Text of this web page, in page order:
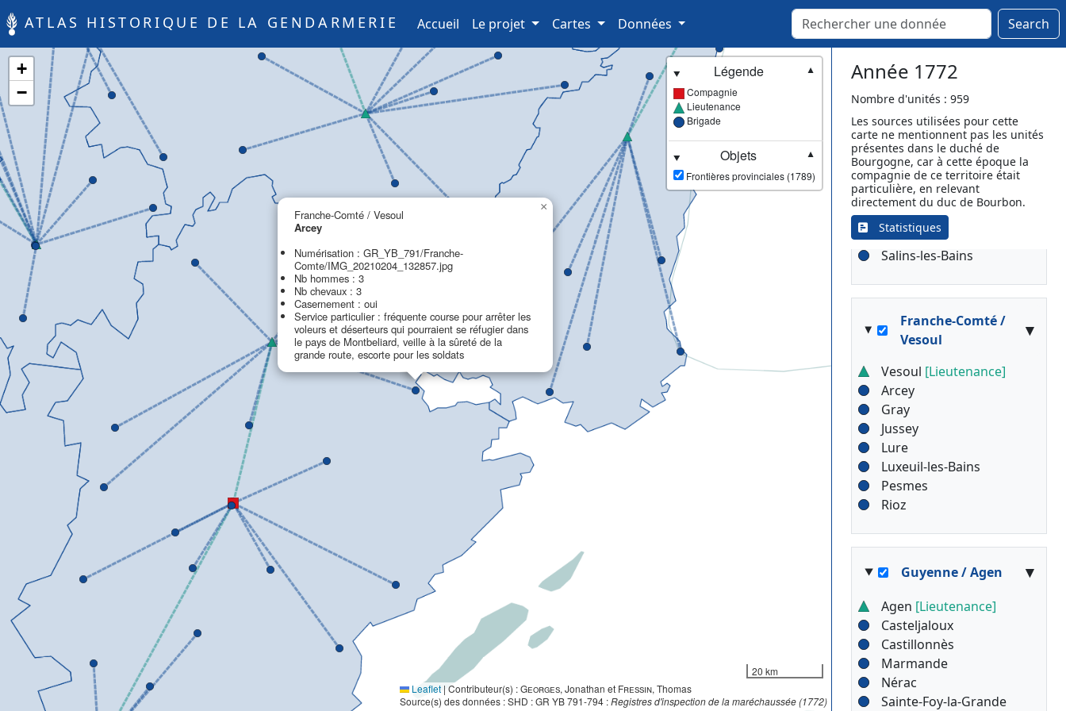
ATLAS HISTORIQUE DE LA GENDARMERIE Accueil (current)
Le projet Cartes Données Search
Franche-Comté / Vesoul
Arcey
Numérisation : GR_YB_791/Franche-
Comte/IMG_20210204_132857.jpg
Nb hommes : 3
Nb chevaux : 3
Casernement : oui
Service particulier : fréquente course pour arrêter les
voleurs et déserteurs qui pourraient se réfugier dans
le pays de Montbeliard, veille à la sûreté de la
grande route, escorte pour les soldats
×
+
−
Légende
▼
Compagnie
Lieutenance
Brigade
Objets
▼
Frontières provinciales (1789)
20 km
Leaflet | Contributeur(s) :Georges, Jonathan et Fressin, Thomas
Source(s) des données : SHD : GR YB 791-794 :Registres d'inspection de la maréchaussée (1772)
Année 1772
Nombre d'unités : 959
Les sources utilisées pour cette
carte ne mentionnent pas les unités
présentes dans le duché de
Bourgogne, car à cette époque la
compagnie de ce territoire était
particulière, en relevant
directement du duc de Bourbon.
Statistiques
Saint-Vit
Franche-Comté /
Lons-le-Saunier
Lons-le-Saunier
[Lieutenance]
Hauts de Bienne
Poligny
Pont-du-Bourg
Saint-Amour
Saint-Claude
Salins-les-Bains
Franche-Comté /
Vesoul
▾
Vesoul [Lieutenance]
Arcey
Gray
Jussey
Lure
Luxeuil-les-Bains
Pesmes
Rioz
Guyenne / Agen ▾
Agen [Lieutenance]
Casteljaloux
Castillonnès
Marmande
Nérac
Sainte-Foy-la-Grande